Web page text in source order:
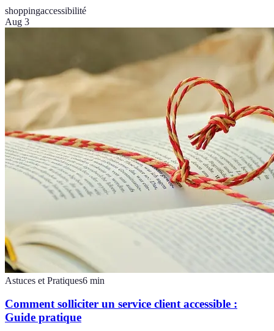
shoppingaccessibilité
Aug 3
Astuces et Pratiques6 min
Comment solliciter un service client accessible :
Guide pratique